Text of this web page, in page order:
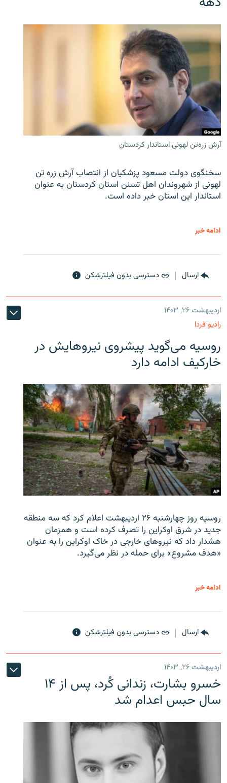
آرش زره‌تن لهونی استاندار کردستان
سخنگوی دولت مسعود پزشکیان از انتصاب آرش زره تن
لهونی از شهروندان اهل تسنن استان کردستان به عنوان
استاندار این استان خبر داده است.
ادامه خبر
ارسال دسترسی بدون فیلترشکن
اردیبهشت ۲۶, ۱۴۰۳
رادیو فردا
روسیه می‌گوید پیشروی نیروهایش در
خارکیف ادامه دارد
روسیه روز چهارشنبه ۲۶ اردیبهشت اعلام کرد که سه منطقه
جدید در شرق اوکراین را تصرف کرده است و همزمان
هشدار داد که نیروهای خارجی در خاک اوکراین را به عنوان
«هدف مشروع» برای حمله در نظر می‌گیرد.
ادامه خبر
ارسال دسترسی بدون فیلترشکن
اردیبهشت ۲۶, ۱۴۰۳
خسرو بشارت، زندانی کُرد، پس از ۱۴
سال حبس اعدام شد